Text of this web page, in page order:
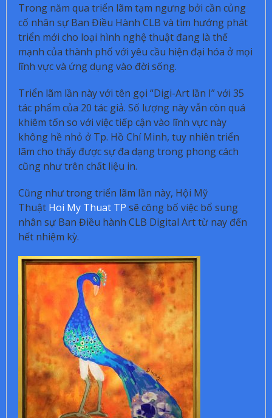
Trong năm qua triển lãm tạm ngưng bởi cần củng
cố nhân sự Ban Điều Hành CLB và tìm hướng phát
triển mới cho loại hình nghệ thuật đang là thế
mạnh của thành phố với yêu cầu hiện đại hóa ở mọi
lĩnh vực và ứng dụng vào đời sống.
Triển lãm lần này với tên gọi “Digi-Art lần I” với 35
tác phẩm của 20 tác giả. Số lượng này vẫn còn quá
khiêm tốn so với việc tiếp cận vào lĩnh vực này
không hề nhỏ ở Tp. Hồ Chí Minh, tuy nhiên triển
lãm cho thấy được sự đa dạng trong phong cách
cũng như trên chất liệu in.
Cũng như trong triển lãm lần này, Hội Mỹ
Thuật Hoi My Thuat TP sẽ công bố việc bổ sung
nhân sự Ban Điều hành CLB Digital Art từ nay đến
hết nhiệm kỳ.